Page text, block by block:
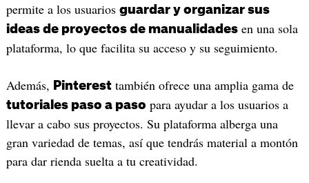
permite a los usuarios guardar y organizar sus
ideas de proyectos de manualidadesen una sola
plataforma, lo que facilita su acceso y su seguimiento.
Además, Pinteresttambién ofrece una amplia gama de
tutoriales paso a paso para ayudar a los usuarios a
llevar a cabo sus proyectos. Su plataforma alberga una
gran variedad de temas, así que tendrás material a montón
para dar rienda suelta a tu creatividad.